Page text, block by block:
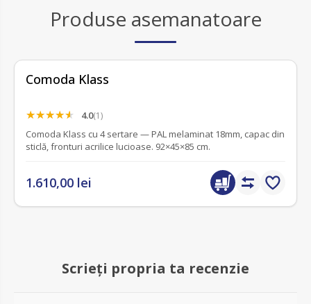
Produse asemanatoare
Comoda Klass
4.0(1)
Comoda Klass cu 4 sertare — PAL melaminat 18mm, capac din
sticlă, fronturi acrilice lucioase. 92×45×85 cm.
1.610,00 lei
Scrieți propria ta recenzie